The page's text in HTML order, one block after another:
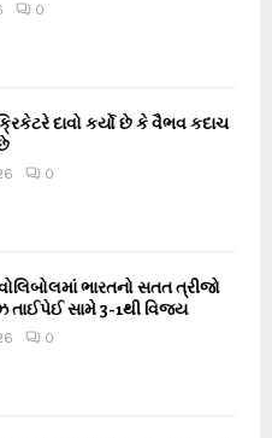
0
ક્રિકેટરે દાવો કર્યો છે કે વૈભવ કદાચ
0
ભારતનો સતત ત્રીજો
તાઈપેઈ સામે 3-1થી વિજય
0